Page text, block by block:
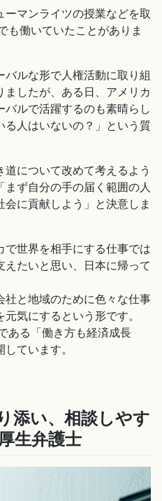
マンライツの授業などを取
も働いていたことがありま
ルな形で人権活動に取り組
ましたが、ある日、アメリカ
ルで活躍するのも素晴らし
る人はいないの？」という質
について改めて考えるよう
ず自分の手の届く範囲の人
に貢献しよう」と決意しま
世界を相手にする仕事では
たいと思い、日本に帰って
と地域のために色々な仕事
気にするという形です。
ある「働き方も経済成長
ています。
添い、相談しやす
生弁護士